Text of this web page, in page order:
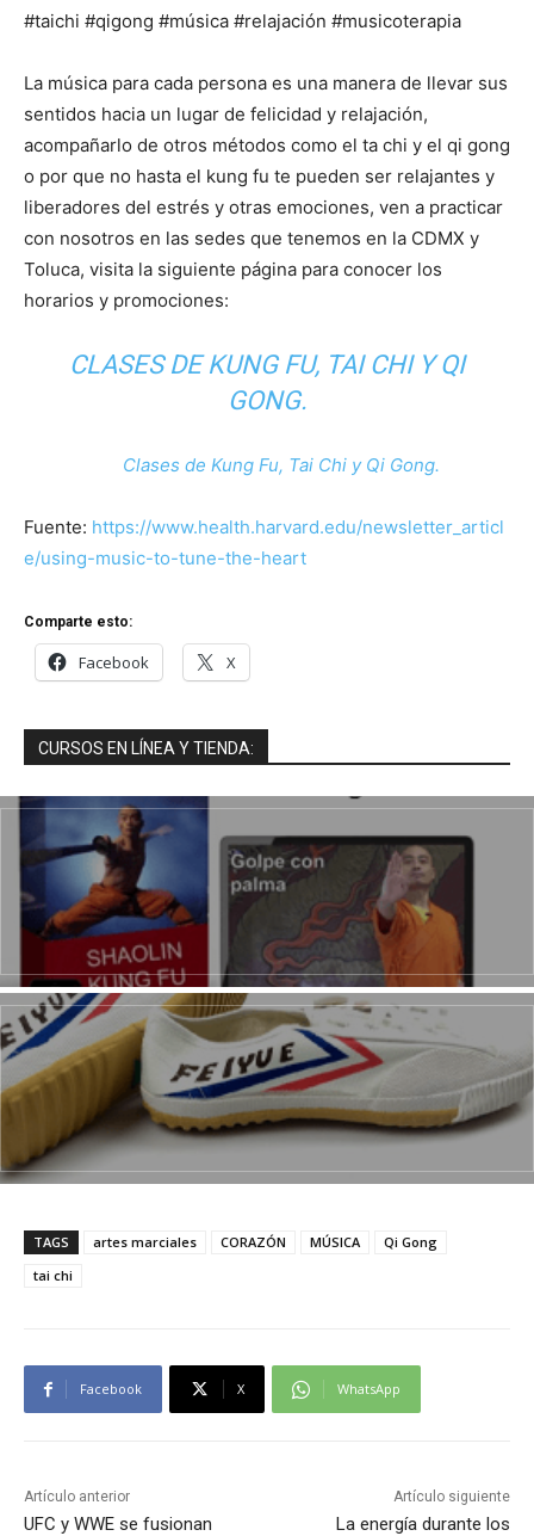
#taichi #qigong #música #relajación #musicoterapia
La música para cada persona es una manera de llevar sus
sentidos hacia un lugar de felicidad y relajación,
acompañarlo de otros métodos como el ta chi y el qi gong
o por que no hasta el kung fu te pueden ser relajantes y
liberadores del estrés y otras emociones, ven a practicar
con nosotros en las sedes que tenemos en la CDMX y
Toluca, visita la siguiente página para conocer los
horarios y promociones:
CLASES DE KUNG FU, TAI CHI Y QI
GONG.
Clases de Kung Fu, Tai Chi y Qi Gong.
Fuente: https://www.health.harvard.edu/newsletter_articl
e/using-music-to-tune-the-heart
Comparte esto:
Facebook X
CURSOS EN LÍNEA Y TIENDA:
TAGS artes marciales CORAZÓN MÚSICA
Qi Gong
tai chi
Facebook X WhatsApp
Artículo anterior
UFC y WWE se fusionan
Artículo siguiente
La energía durante los